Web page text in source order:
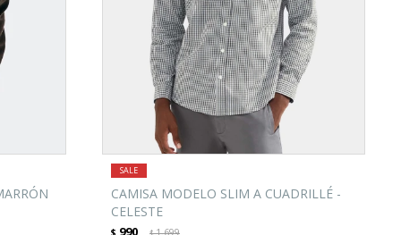
CAMISA MODELO SLIM A CUADRILLÉ -
CELESTE
990 $